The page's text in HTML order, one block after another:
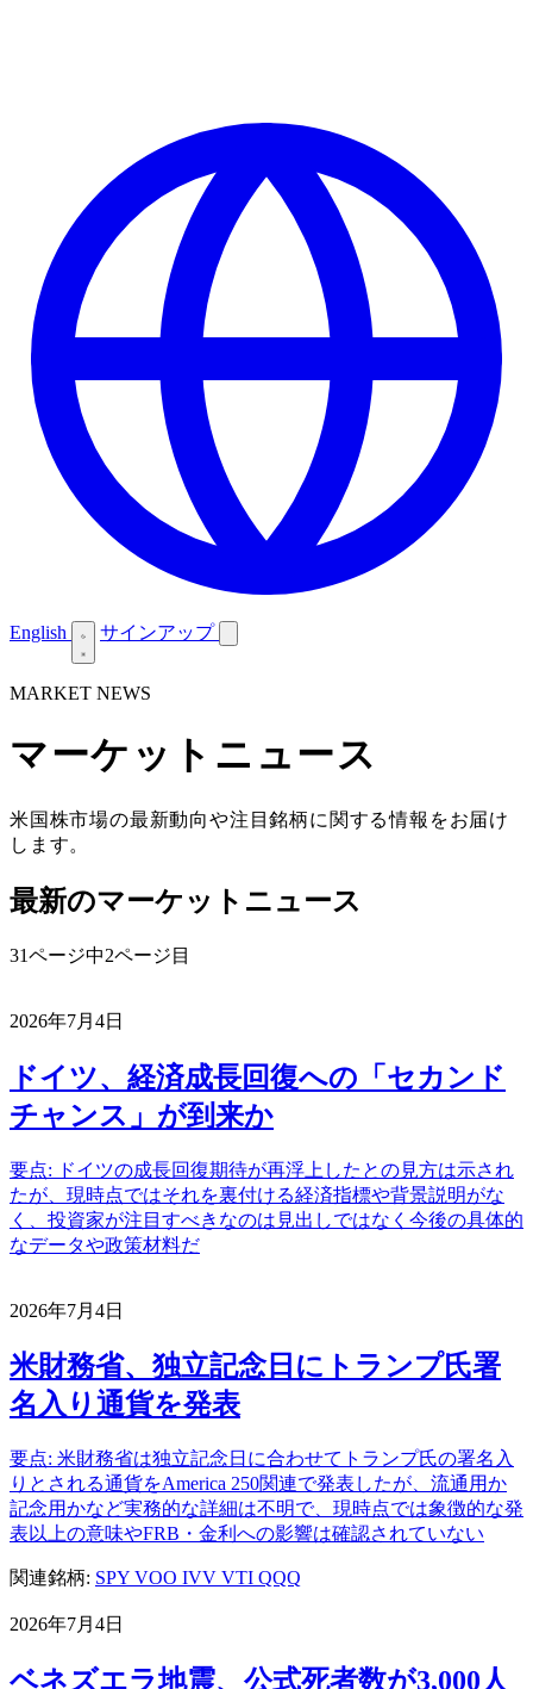
English サインアップ
MARKET NEWS
マーケットニュース
米国株市場の最新動向や注目銘柄に関する情報をお届け
します。
最新のマーケットニュース
31ページ中2ページ目
2026年7月4日
ドイツ、経済成長回復への「セカンド
チャンス」が到来か
要点: ドイツの成長回復期待が再浮上したとの見方は示され
たが、現時点ではそれを裏付ける経済指標や背景説明がな
く、投資家が注目すべきなのは見出しではなく今後の具体的
なデータや政策材料だ
2026年7月4日
米財務省、独立記念日にトランプ氏署
名入り通貨を発表
要点: 米財務省は独立記念日に合わせてトランプ氏の署名入
りとされる通貨をAmerica 250関連で発表したが、流通用か
記念用かなど実務的な詳細は不明で、現時点では象徴的な発
表以上の意味やFRB・金利への影響は確認されていない
関連銘柄: SPY VOO IVV VTI QQQ
2026年7月4日
ベネズエラ地震、公式死者数が3,000人